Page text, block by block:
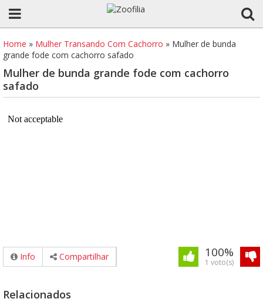
Home » Mulher Transando Com Cachorro » Mulher de bunda
grande fode com cachorro safado
Mulher de bunda grande fode com cachorro
safado
Info Compartilhar 100%
1 voto(s)
Relacionados